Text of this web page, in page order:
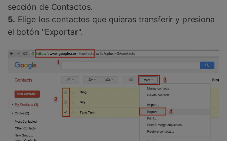
sección de Contactos.
5. Elige los contactos que quieras transferir y presiona
el botón "Exportar".